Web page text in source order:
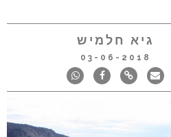
גיא חלמיש
03-06-2018